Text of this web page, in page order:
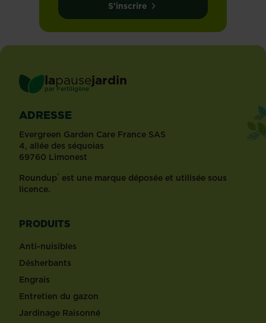
S'inscrire
lapausejardin
par Fertiligène ®
ADRESSE
Evergreen Garden Care France SAS
4, allée des séquoias
69760 Limonest
Roundup® est une marque déposée et utilisée sous
licence.
PRODUITS
Anti-nuisibles
Désherbants
Engrais
Entretien du gazon
Jardinage Raisonné